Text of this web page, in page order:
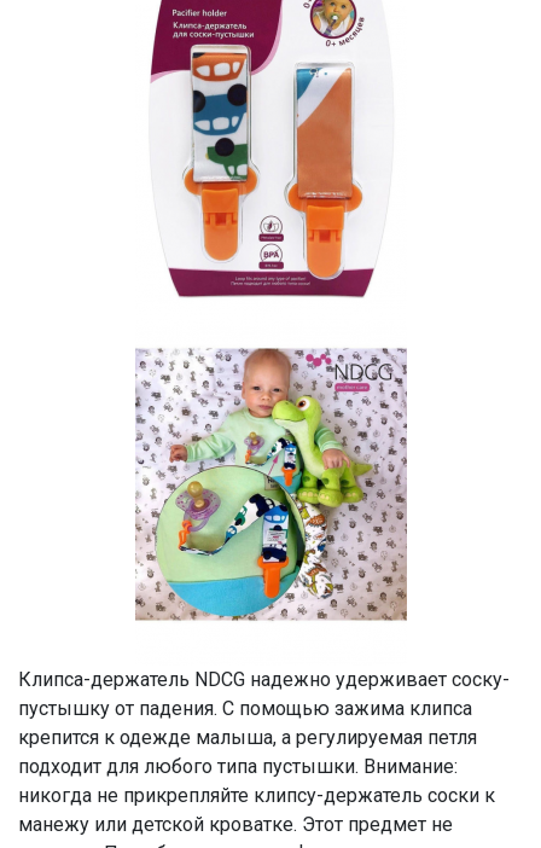
Клипса-держатель NDCG надежно удерживает соску-
пустышку от падения. С помощью зажима клипса
крепится к одежде малыша, а регулируемая петля
подходит для любого типа пустышки. Внимание:
никогда не прикрепляйте клипсу-держатель соски к
манежу или детской кроватке. Этот предмет не